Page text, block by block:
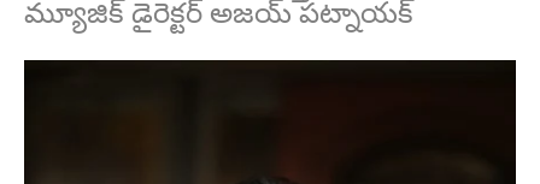
మ్యూజిక్ డైరెక్టర్ అజయ్ పట్నాయక్